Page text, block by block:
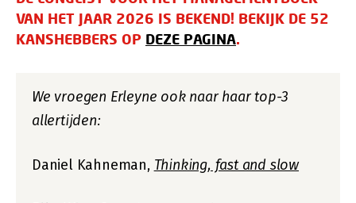
VAN HET JAAR 2026 IS BEKEND! BEKIJK DE 52
KANSHEBBERS OP DEZE PAGINA.
We vroegen Erleyne ook naar haar top-3
allertijden:
Daniel Kahneman, Thinking, fast and slow